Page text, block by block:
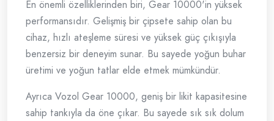
En önemli özelliklerinden biri, Gear 10000'in yüksek
performansıdır. Gelişmiş bir çipsete sahip olan bu
cihaz, hızlı ateşleme süresi ve yüksek güç çıkışıyla
benzersiz bir deneyim sunar. Bu sayede yoğun buhar
üretimi ve yoğun tatlar elde etmek mümkündür.
Ayrıca Vozol Gear 10000, geniş bir likit kapasitesine
sahip tankıyla da öne çıkar. Bu sayede sık sık dolum